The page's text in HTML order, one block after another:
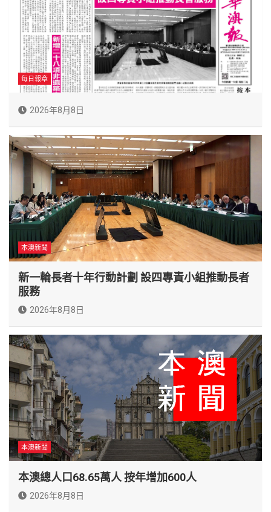
每日報章
2026年8月8日
本澳新聞
新一輪長者十年行動計劃 設四專責小組推動長者
服務
2026年8月8日
本澳新聞
本澳總人口68.65萬人 按年增加600人
2026年8月8日